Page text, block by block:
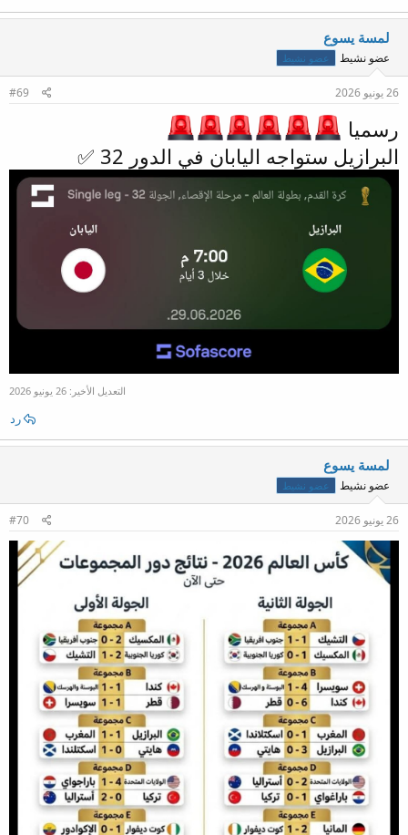
لمسة يسوع
عضو نشيط عضو نشيط
26 يونيو 2026 #69
رسميا
البرازيل ستواجه اليابان في الدور 32 ✅️
التعديل الأخير: 26 يونيو 2026
رد
لمسة يسوع
عضو نشيط عضو نشيط
26 يونيو 2026 #70